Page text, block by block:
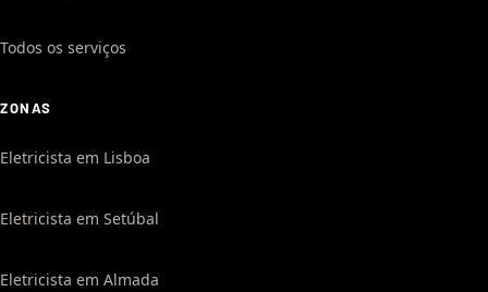
Todos os serviços
ZONAS
Eletricista em Lisboa
Eletricista em Setúbal
Eletricista em Almada